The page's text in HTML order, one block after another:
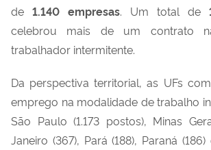
de 1.140 empresas. Um total de
celebrou mais de um contrato
trabalhador intermitente.
Da perspectiva territorial, as UFs
emprego na modalidade de trabalho
São Paulo (1.173 postos), Minas
Janeiro (367), Pará (188), Paraná